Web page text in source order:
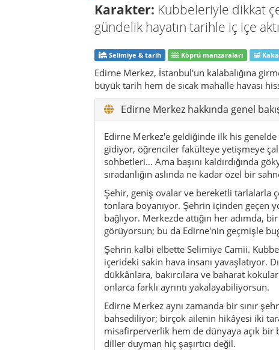
Karakter: Kubbeleriyle dikkat
gündelik hayatın tarihle iç içe
Selimiye & tarih Köprü manzaraları
Edirne Merkez, İstanbul'un kalabalığına
büyük tarih hem de sıcak mahalle havası
Edirne Merkez hakkında genel
Edirne Merkez'e geldiğinde ilk his
gidiyor, öğrenciler fakülteye yetişmeye
sohbetleri… Ama başını kaldırdığında
sıradanlığın aslında ne kadar özel bir
Şehir, geniş ovalar ve bereketli tarlalarla
tonlara boyanıyor. Şehrin içinden geçen
bağlıyor. Merkezde attığın her adımda,
görüyorsun; bu da Edirne'nin geçmişle
Şehrin kalbi elbette Selimiye Camii.
içerideki sakin hava insanı yavaşlatıyor.
dükkânlara, bakırcılara ve baharat
onlarca farklı ayrıntı yakalayabiliyorsun.
Edirne Merkez aynı zamanda bir sınır
bahsediliyor; birçok ailenin hikâyesi iki
misafirperverlik hem de dünyaya açık bir
diller duyman hiç şaşırtıcı değil.